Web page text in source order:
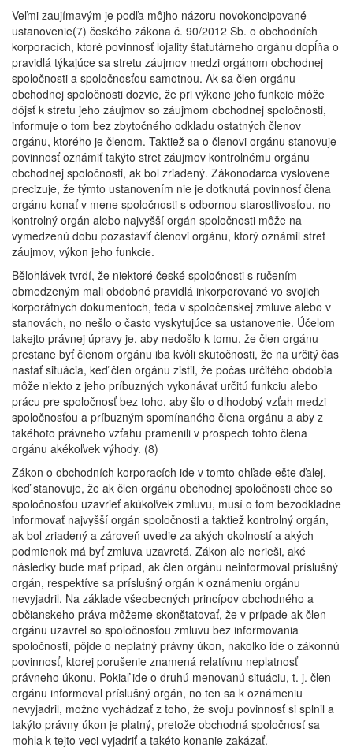
Veľmi zaujímavým je podľa môjho názoru novokoncipované
ustanovenie(7) českého zákona č. 90/2012 Sb. o obchodních
korporacích, ktoré povinnosť lojality štatutárneho orgánu dopĺňa o
pravidlá týkajúce sa stretu záujmov medzi orgánom obchodnej
spoločnosti a spoločnosťou samotnou. Ak sa člen orgánu
obchodnej spoločnosti dozvie, že pri výkone jeho funkcie môže
dôjsť k stretu jeho záujmov so záujmom obchodnej spoločnosti,
informuje o tom bez zbytočného odkladu ostatných členov
orgánu, ktorého je členom. Taktiež sa o členovi orgánu stanovuje
povinnosť oznámiť takýto stret záujmov kontrolnému orgánu
obchodnej spoločnosti, ak bol zriadený. Zákonodarca vyslovene
precizuje, že týmto ustanovením nie je dotknutá povinnosť člena
orgánu konať v mene spoločnosti s odbornou starostlivosťou, no
kontrolný orgán alebo najvyšší orgán spoločnosti môže na
vymedzenú dobu pozastaviť členovi orgánu, ktorý oznámil stret
záujmov, výkon jeho funkcie.
Bělohlávek tvrdí, že niektoré české spoločnosti s ručením
obmedzeným mali obdobné pravidlá inkorporované vo svojich
korporátnych dokumentoch, teda v spoločenskej zmluve alebo v
stanovách, no nešlo o často vyskytujúce sa ustanovenie. Účelom
takejto právnej úpravy je, aby nedošlo k tomu, že člen orgánu
prestane byť členom orgánu iba kvôli skutočnosti, že na určitý čas
nastať situácia, keď člen orgánu zistil, že počas určitého obdobia
môže niekto z jeho príbuzných vykonávať určitú funkciu alebo
prácu pre spoločnosť bez toho, aby šlo o dlhodobý vzťah medzi
spoločnosťou a príbuzným spomínaného člena orgánu a aby z
takéhoto právneho vzťahu pramenili v prospech tohto člena
orgánu akékoľvek výhody. (8)
Zákon o obchodních korporacích ide v tomto ohľade ešte ďalej,
keď stanovuje, že ak člen orgánu obchodnej spoločnosti chce so
spoločnosťou uzavrieť akúkoľvek zmluvu, musí o tom bezodkladne
informovať najvyšší orgán spoločnosti a taktiež kontrolný orgán,
ak bol zriadený a zároveň uvedie za akých okolností a akých
podmienok má byť zmluva uzavretá. Zákon ale nerieši, aké
následky bude mať prípad, ak člen orgánu neinformoval príslušný
orgán, respektíve sa príslušný orgán k oznámeniu orgánu
nevyjadril. Na základe všeobecných princípov obchodného a
občianskeho práva môžeme skonštatovať, že v prípade ak člen
orgánu uzavrel so spoločnosťou zmluvu bez informovania
spoločnosti, pôjde o neplatný právny úkon, nakoľko ide o zákonnú
povinnosť, ktorej porušenie znamená relatívnu neplatnosť
právneho úkonu. Pokiaľ ide o druhú menovanú situáciu, t. j. člen
orgánu informoval príslušný orgán, no ten sa k oznámeniu
nevyjadril, možno vychádzať z toho, že svoju povinnosť si splnil a
takýto právny úkon je platný, pretože obchodná spoločnosť sa
mohla k tejto veci vyjadriť a takéto konanie zakázať.